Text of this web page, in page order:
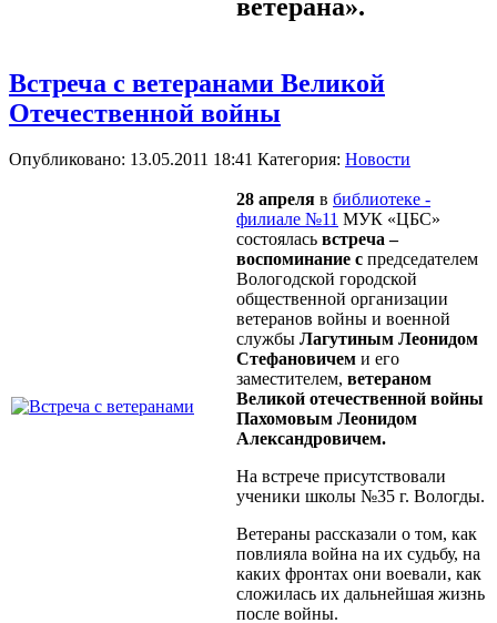
ветерана».
Встреча с ветеранами Великой
Отечественной войны
Опубликовано: 13.05.2011 18:41 Категория: Новости
28 апреля в библиотеке -
филиале №11 МУК «ЦБС»
состоялась встреча –
воспоминание с председателем
Вологодской городской
общественной организации
ветеранов войны и военной
службы Лагутиным Леонидом
Стефановичем и его
заместителем, ветераном
Великой отечественной войны
Пахомовым Леонидом
Александровичем.
На встрече присутствовали
ученики школы №35 г. Вологды.
Ветераны рассказали о том, как
повлияла война на их судьбу, на
каких фронтах они воевали, как
сложилась их дальнейшая жизнь
после войны.